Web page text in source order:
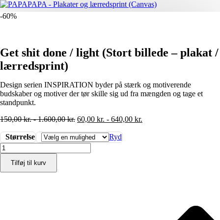
-60%
Get shit done / light (Stort billede – plakat /
lærredsprint)
Design serien INSPIRATION byder på stærk og motiverende
budskaber og motiver der tør skille sig ud fra mængden og tage et
standpunkt.
150,00kr.-1.600,00kr. 60,00 kr. - 640,00 kr.
Størrelse
Ryd
Get
shit
done
/
Tilføj til kurv